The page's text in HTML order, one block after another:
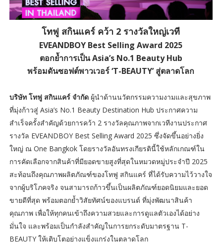
โทฟู สกินแคร์ คว้า 2 รางวัลใหญ่เวที
EVEANDBOY Best Selling Award 2025
ตอกย้ำการเป็น Asia’s No.1 Beauty Hub
พร้อมดันซอฟต์พาวเวอร์ ‘T-BEAUTY’ สู่ตลาดโลก
บริษัท โทฟู สกินแคร์ จำกัดผู้นำด้านนวัตกรรมความงามและสุขภาพ
ที่มุ่งก้าวสู่ Asia’s No.1 Beauty Destination Hub ประกาศความ
สำเร็จครั้งสำคัญด้วยการคว้า 2 รางวัลคุณภาพจากเวทีงานประกาศ
รางวัล EVEANDBOY Best Selling Award 2025 ซึ่งจัดขึ้นอย่างยิ่ง
ใหญ่ ณ One Bangkok โดยรางวัลอันทรงเกียรตินี้ใช้หลักเกณฑ์ใน
การคัดเลือกจากสินค้าที่มียอดขายสูงที่สุดในหมวดหมู่ประจำปี 2025
สะท้อนถึงคุณภาพผลิตภัณฑ์ของโทฟู สกินแคร์ ที่ได้รับความไว้วางใจ
จากผู้บริโภคจริง จนสามารถก้าวขึ้นเป็นผลิตภัณฑ์ยอดนิยมและยอด
ขายดีที่สุด พร้อมตอกย้ำวิสัยทัศน์ของแบรนด์ ที่มุ่งพัฒนาสินค้า
คุณภาพ เพื่อให้ทุกคนเข้าถึงความสวยและการดูแลตัวเองได้อย่าง
มั่นใจ และพร้อมเป็นกำลังสำคัญในการยกระดับมาตรฐาน T-
BEAUTY ให้เติบโตอย่างแข็งแกร่งในตลาดโลก